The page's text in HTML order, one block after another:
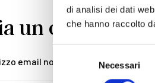
di analisi dei dati
che hanno raccolto
del
Necessari
un commento
email non sarà pubblicato.I